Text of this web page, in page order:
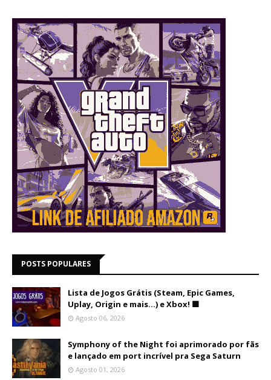
POSTS POPULARES
Lista de Jogos Grátis (Steam, Epic Games,
Uplay, Origin e mais...) e Xbox! 🟩
Agosto 06, 2026
Symphony of the Night foi aprimorado por fãs
e lançado em port incrível pra Sega Saturn
Agosto 01, 2026